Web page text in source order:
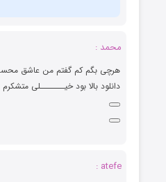
محمد :
هرچی بگم کم گفتم من عاشق
دانلود بالا بود خیـــــــلی متشکرم
atefe :